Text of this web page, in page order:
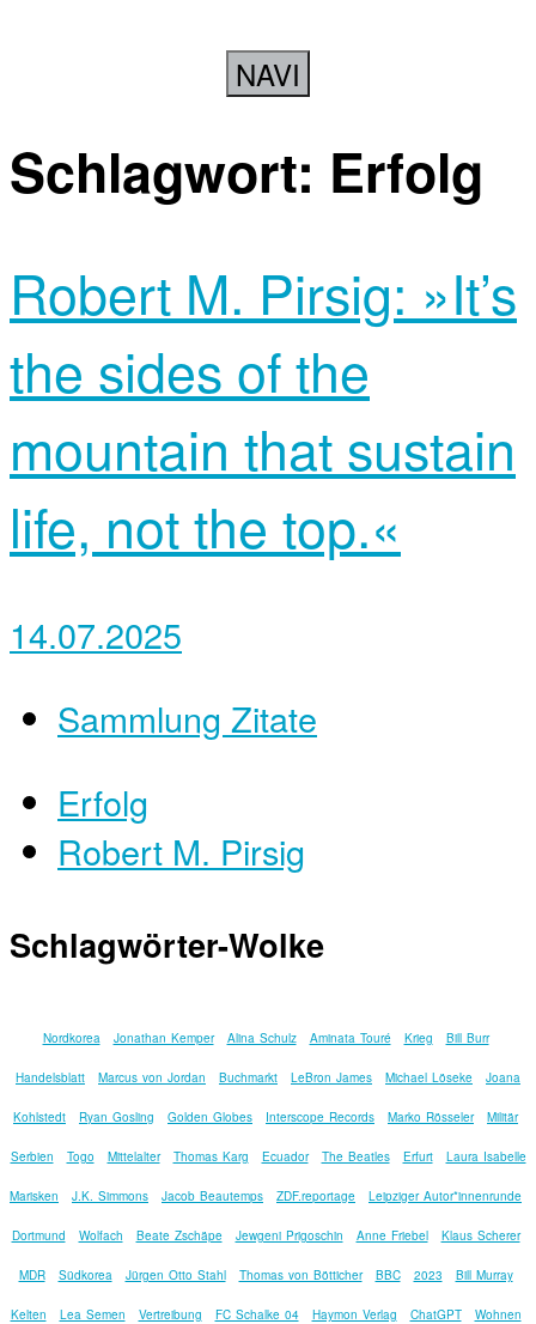
NAVI
Schlagwort: Erfolg
Robert M. Pirsig: »It’s
the sides of the
mountain that sustain
life, not the top.«
14.07.2025
Sammlung Zitate
Erfolg
Robert M. Pirsig
Schlagwörter-Wolke
Nordkorea Jonathan Kemper Alina Schulz Aminata Touré Krieg Bill Burr
Handelsblatt Marcus von Jordan Buchmarkt LeBron James Michael Löseke Joana
Kohlstedt Ryan Gosling Golden Globes Interscope Records Marko Rösseler Militär
Serbien Togo Mittelalter Thomas Karg Ecuador The Beatles Erfurt Laura Isabelle
Marisken J.K. Simmons Jacob Beautemps ZDF.reportage Leipziger Autor*innenrunde
Dortmund Wolfach Beate Zschäpe Jewgeni Prigoschin Anne Friebel Klaus Scherer
MDR Südkorea Jürgen Otto Stahl Thomas von Bötticher BBC 2023 Bill Murray
Kelten Lea Semen Vertreibung FC Schalke 04 Haymon Verlag ChatGPT Wohnen